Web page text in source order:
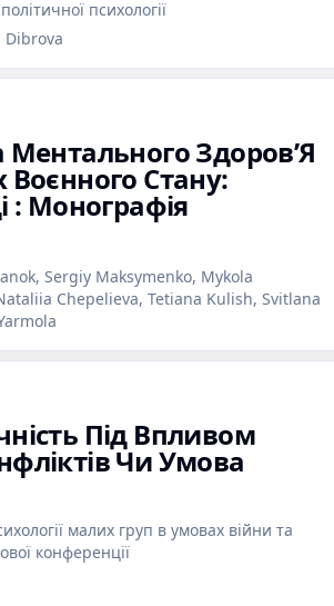
психології
Dibrova
Ментального Здоров’Я
Воєнного Стану:
: Монографія
Sergiy Maksymenko, Mykola
Chepelieva, Tetiana Kulish, Svitlana
Під Впливом
Чи Умова
малих груп в умовах війни та
конференції